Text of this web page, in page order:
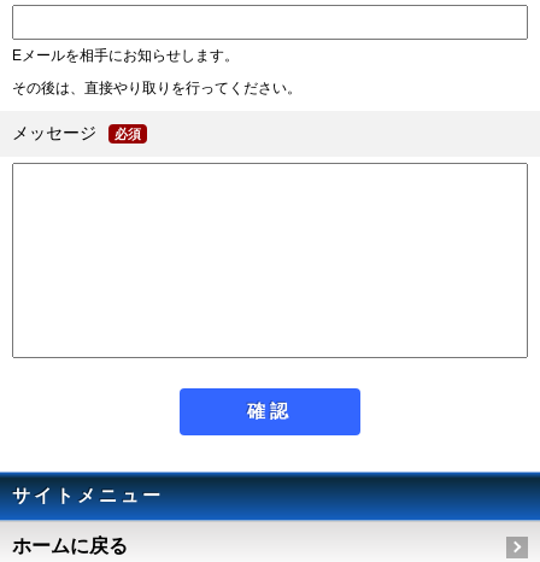
Eメールを相手にお知らせします。
その後は、直接やり取りを行ってください。
メッセージ 必須
サイトメニュー
ホームに戻る